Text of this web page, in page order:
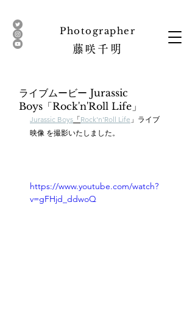
藤咲 千明
​Photographer
ライブムービー Jurassic
Boys「Rock'n'Roll Life」
Jurassic Boys 「Rock'n'Roll Life 」ライブ
映像 を撮影いたしました。
https://www.youtube.com/watch?
v=gFHjd_ddwoQ